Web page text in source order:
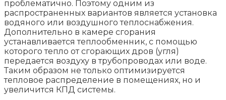
проблематично. Поэтому одним из
распространенных вариантов является установка
водяного или воздушного теплоснабжения.
Дополнительно в камере сгорания
устанавливается теплообменник, с помощью
которого тепло от сгорающих дров (угля)
передается воздуху в трубопроводах или воде.
Таким образом не только оптимизируется
тепловое распределение в помещениях, но и
увеличится КПД системы.